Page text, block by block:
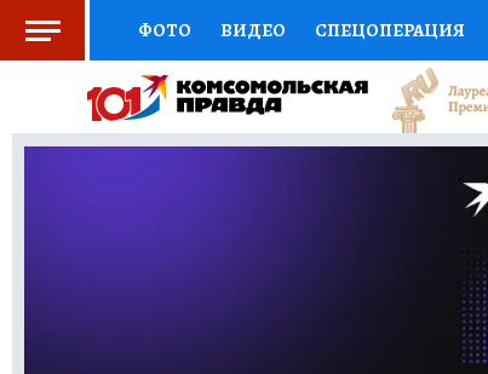
ФОТО ВИДЕО СПЕЦОПЕРАЦИЯ
СОЦПОДДЕРЖКА НАУКА СПОРТ
ВЫБОР ЭКСПЕРТОВ ДОКТОР
ПРОГНОЗЫ НА